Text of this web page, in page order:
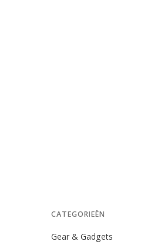
CATEGORIEËN
Gear & Gadgets